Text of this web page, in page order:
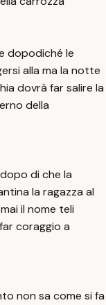
dopodiché le
alla ma la notte
dovrà far salire la
della
di che la
la ragazza al
il nome teli
coraggio a
non sa come si fa